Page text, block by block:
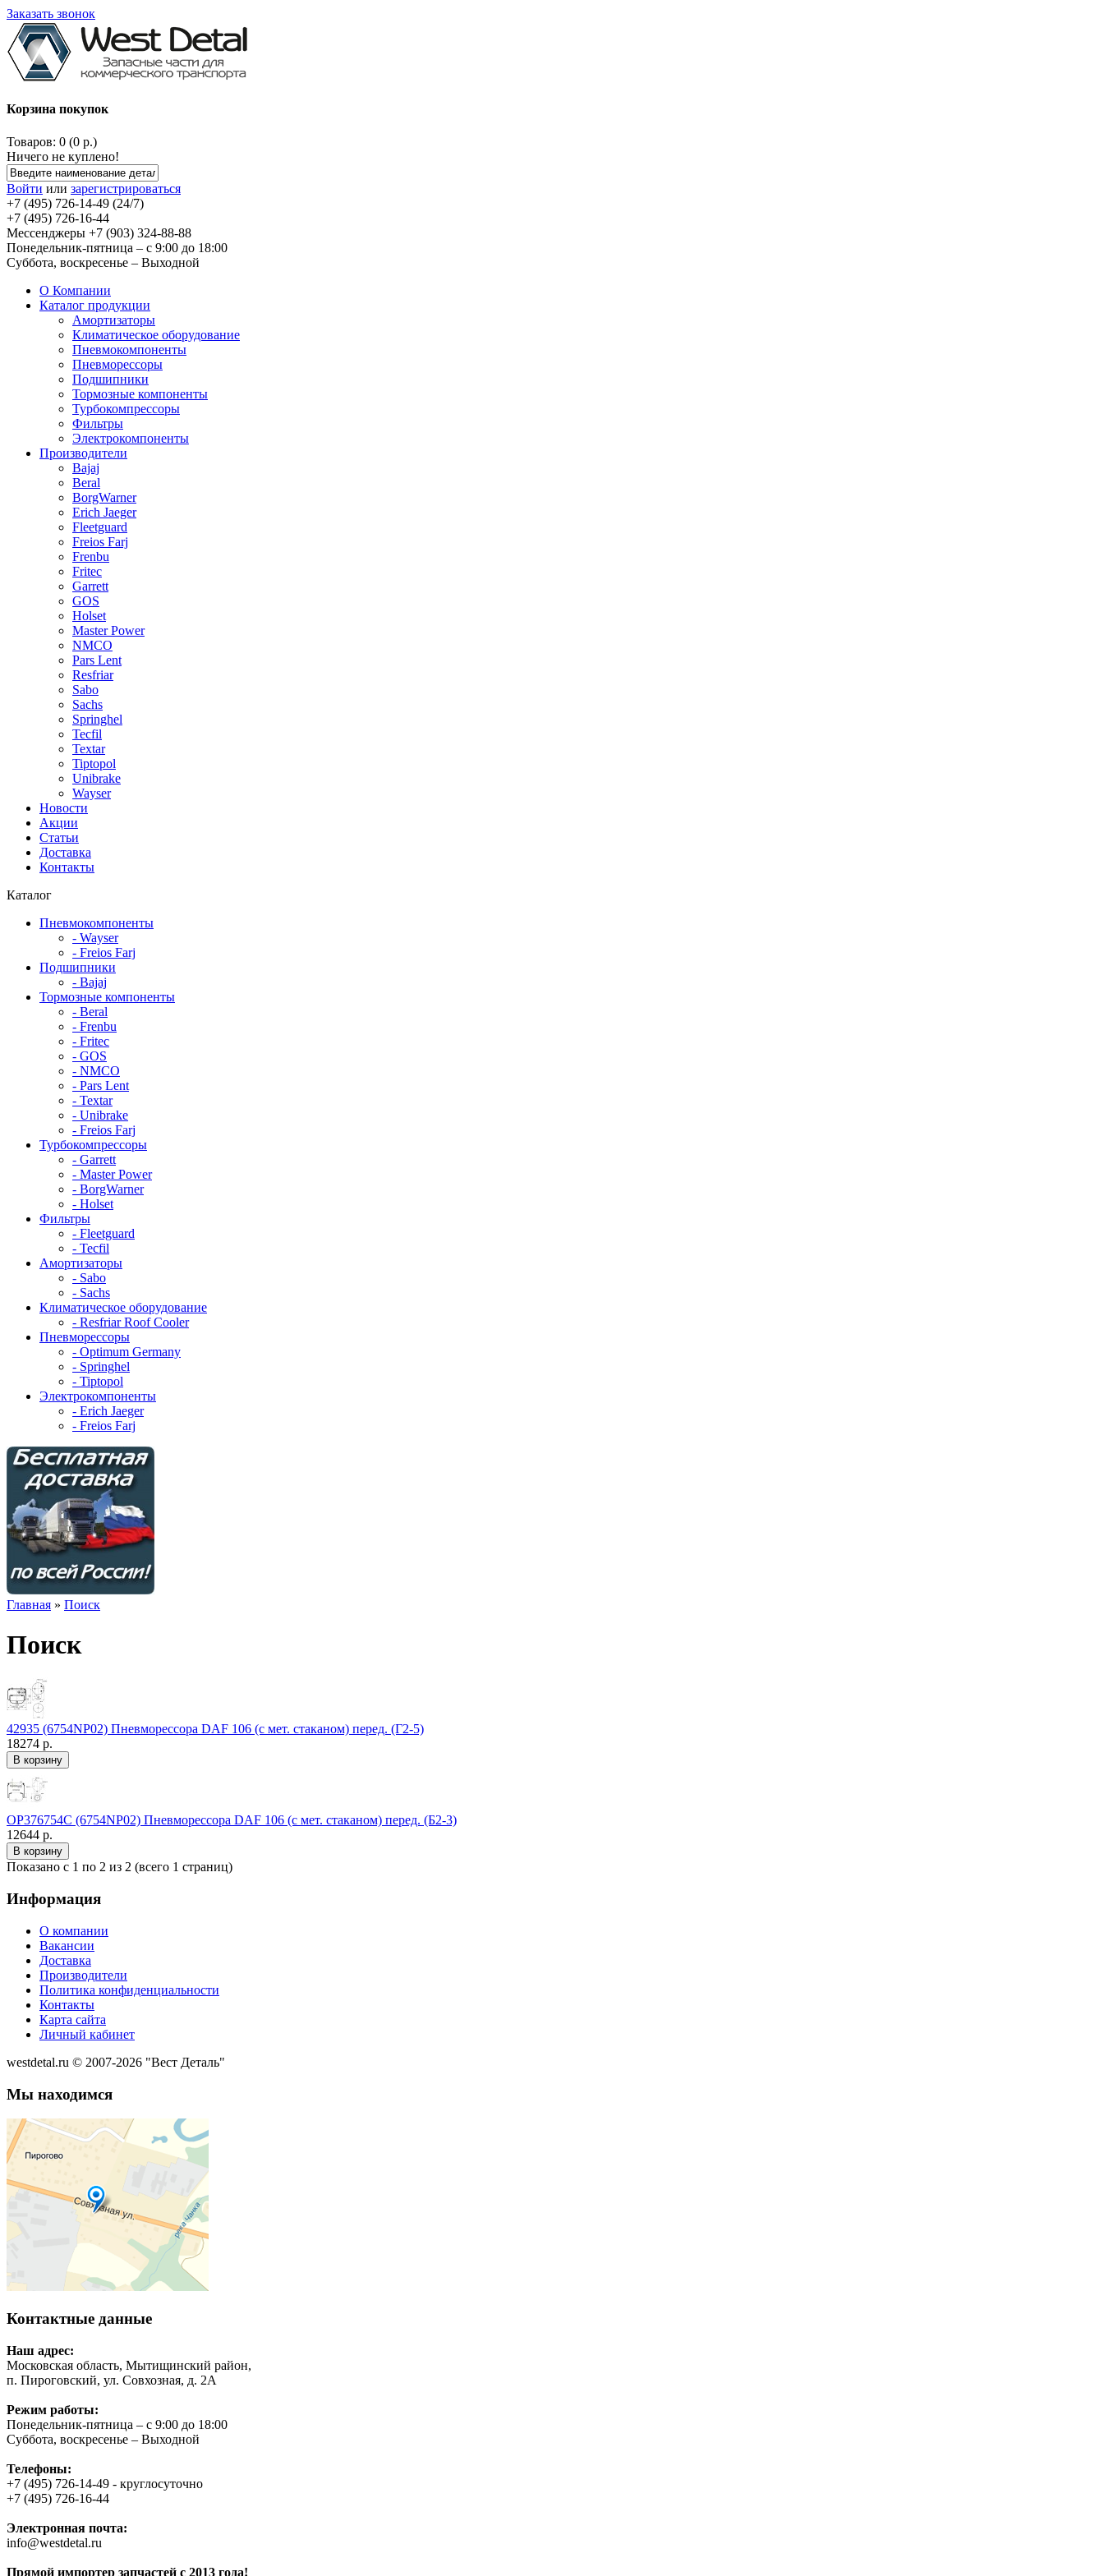
Заказать звонок
Корзина покупок
Товаров: 0 (0 р.)
Ничего не куплено!
Войти или зарегистрироваться
+7 (495) 726-14-49 (24/7)
+7 (495) 726-16-44
Мессенджеры +7 (903) 324-88-88
Понедельник-пятница – с 9:00 до 18:00
Суббота, воскресенье – Выходной
О Компании
Каталог продукции
Амортизаторы
Климатическое оборудование
Пневмокомпоненты
Пневморессоры
Подшипники
Тормозные компоненты
Турбокомпрессоры
Фильтры
Электрокомпоненты
Производители
Bajaj
Beral
BorgWarner
Erich Jaeger
Fleetguard
Freios Farj
Frenbu
Fritec
Garrett
GOS
Holset
Master Power
NMCO
Pars Lent
Resfriar
Sabo
Sachs
Springhel
Tecfil
Textar
Tiptopol
Unibrake
Wayser
Новости
Акции
Статьи
Доставка
Контакты
Каталог
Пневмокомпоненты
- Wayser
- Freios Farj
Подшипники
- Bajaj
Тормозные компоненты
- Beral
- Frenbu
- Fritec
- GOS
- NMCO
- Pars Lent
- Textar
- Unibrake
- Freios Farj
Турбокомпрессоры
- Garrett
- Master Power
- BorgWarner
- Holset
Фильтры
- Fleetguard
- Tecfil
Амортизаторы
- Sabo
- Sachs
Климатическое оборудование
- Resfriar Roof Cooler
Пневморессоры
- Optimum Germany
- Springhel
- Tiptopol
Электрокомпоненты
- Erich Jaeger
- Freios Farj
Главная » Поиск
Поиск
42935 (6754NP02) Пневморессора DAF 106 (с мет. стаканом) перед. (Г2-5)
18274 р.
OP376754C (6754NP02) Пневморессора DAF 106 (с мет. стаканом) перед. (Б2-3)
12644 р.
Показано с 1 по 2 из 2 (всего 1 страниц)
Информация
О компании
Вакансии
Доставка
Производители
Политика конфиденциальности
Контакты
Карта сайта
Личный кабинет
westdetal.ru © 2007-2026 "Вест Деталь"
Мы находимся
Контактные данные
Наш адрес:
Московская область, Мытищинский район,
п. Пироговский, ул. Совхозная, д. 2А
Режим работы:
Понедельник-пятница – с 9:00 до 18:00
Суббота, воскресенье – Выходной
Телефоны:
+7 (495) 726-14-49 - круглосуточно
+7 (495) 726-16-44
Электронная почта:
info@westdetal.ru
Прямой импортер запчастей с 2013 года!